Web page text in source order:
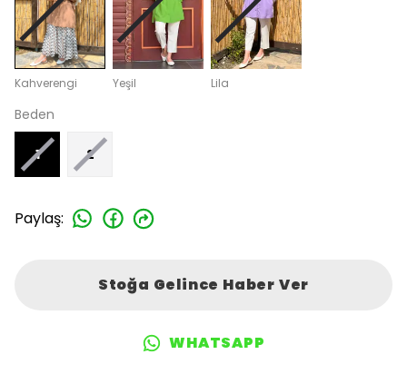
Kahverengi Yeşil Lila
Beden
1 2
Paylaş:
Stoğa Gelince Haber Ver
WHATSAPP